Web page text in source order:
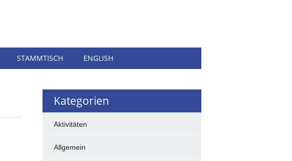
STAMMTISCH ENGLISH
Kategorien
Aktivitäten
Allgemein